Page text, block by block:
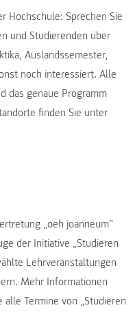
Hochschule: Sprechen Sie
und Studierenden über
Auslandssemester,
noch interessiert. Alle
das genaue Programm
finden Sie unter
„oeh joanneum”
der Initiative „Studieren
Lehrveranstaltungen
Mehr Informationen
Termine von „Studieren